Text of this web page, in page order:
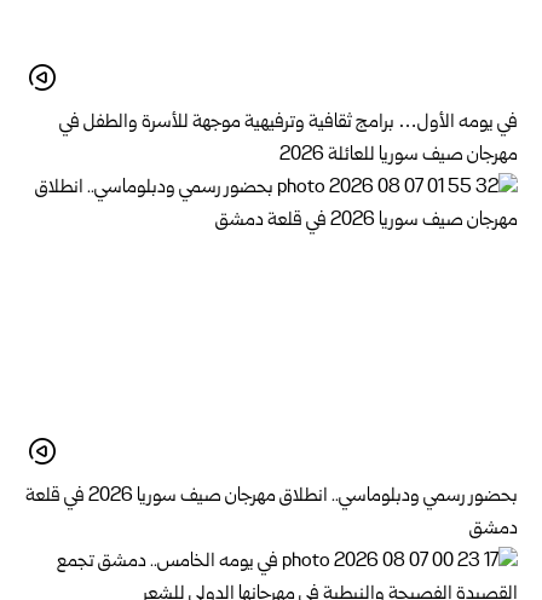
في يومه الأول… برامج ثقافية وترفيهية موجهة للأسرة والطفل في
مهرجان صيف سوريا للعائلة 2026
بحضور رسمي ودبلوماسي.. انطلاق مهرجان صيف سوريا 2026 في قلعة
دمشق